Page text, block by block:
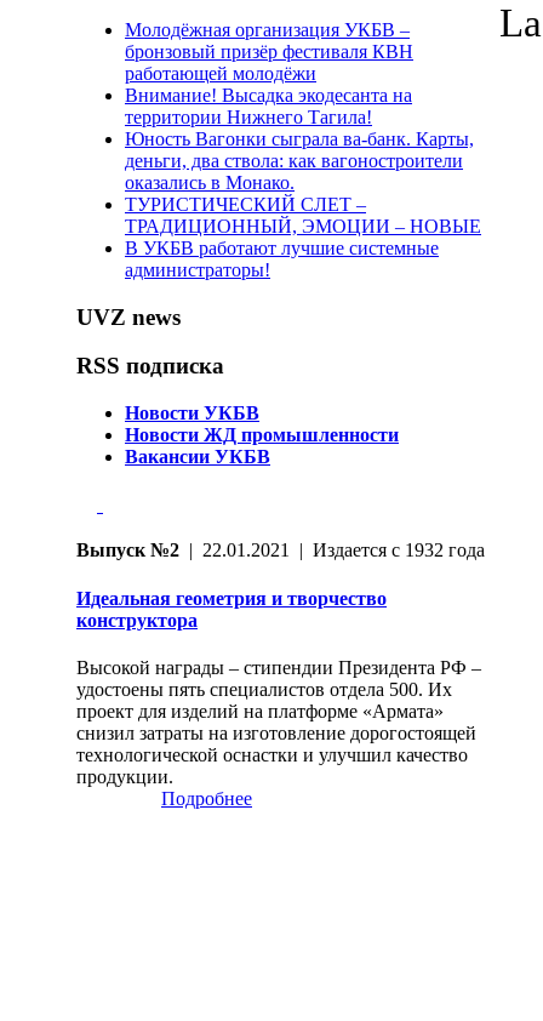
Молодёжная организация УКБВ –
бронзовый призёр фестиваля КВН
работающей молодёжи
Внимание! Высадка экодесанта на
территории Нижнего Тагила!
Юность Вагонки сыграла ва-банк. Карты,
деньги, два ствола: как вагоностроители
оказались в Монако.
ТУРИСТИЧЕСКИЙ СЛЕТ –
ТРАДИЦИОННЫЙ, ЭМОЦИИ – НОВЫЕ
В УКБВ работают лучшие системные
администраторы!
UVZ news
RSS подписка
Новости УКБВ
Новости ЖД промышленности
Вакансии УКБВ
Выпуск №2 | 22.01.2021 | Издается с 1932 года
Идеальная геометрия и творчество
конструктора
Высокой награды – стипендии Президента РФ –
удостоены пять специалистов отдела 500. Их
проект для изделий на платформе «Армата»
снизил затраты на изготовление дорогостоящей
технологической оснастки и улучшил качество
продукции.
Подробнее